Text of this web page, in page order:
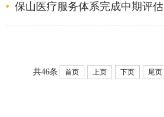
保山医疗服务体系完成中期评估
共46条 首页 上页 下页 尾页